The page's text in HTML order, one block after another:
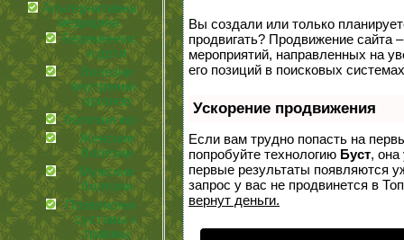
Альтернативная
медицина
Беременность
и дети
болезни
внутренних
органов
болезни кожи
Женские
болезни
Мужские
болезни
Позвоночник,
суставы и
травмы
Вы создали или только
продвигать? Продвижение сайта
мероприятий, направленных на
его позиций в поисковых
Ускорение продвижения
Если вам трудно попасть на
попробуйте технологию Буст, она
первые результаты появляются
запрос у вас не продвинется в
вернут деньги.